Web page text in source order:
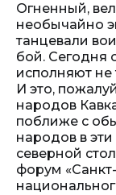
Огненный,
необычайно
танцевали
бой. Сегодня
исполняют
И это,
народов
поближе с
народов в
северной
форум